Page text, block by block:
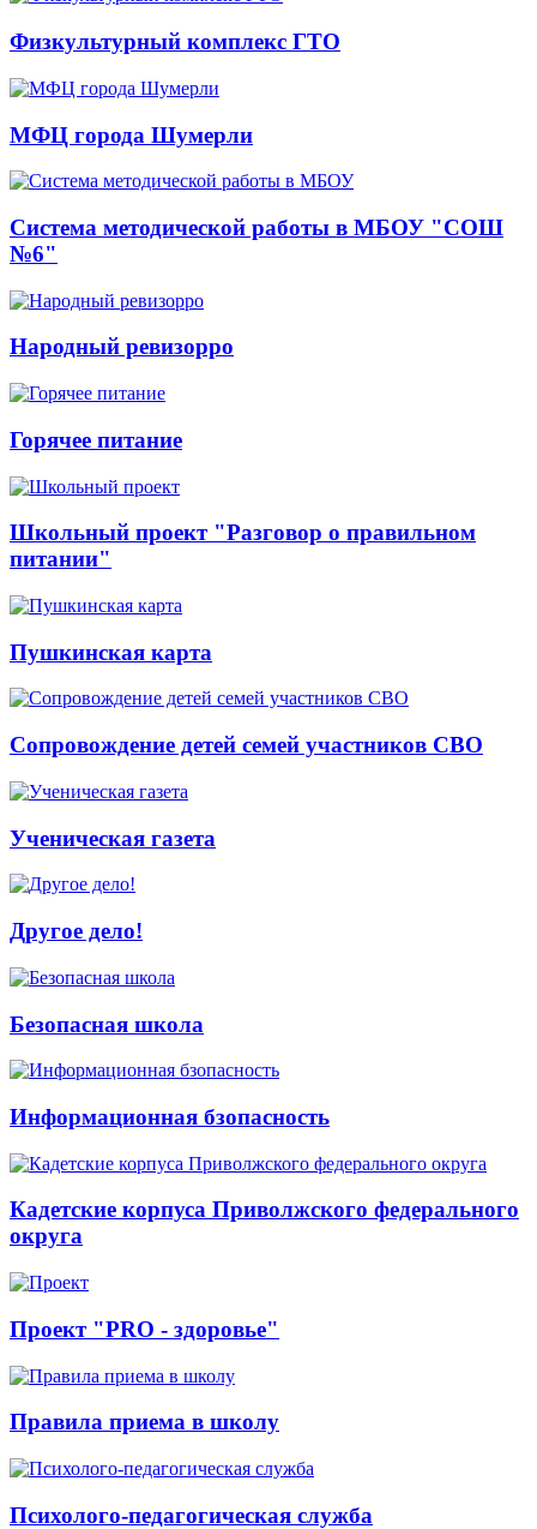
Физкультурный комплекс ГТО
МФЦ города Шумерли
Система методической работы в МБОУ "СОШ
№6"
Народный ревизорро
Горячее питание
Школьный проект "Разговор о правильном
питании"
Пушкинская карта
Сопровождение детей семей участников СВО
Ученическая газета
Другое дело!
Безопасная школа
Информационная бзопасность
Кадетские корпуса Приволжского федерального
округа
Проект "PRO - здоровье"
Правила приема в школу
Психолого-педагогическая служба